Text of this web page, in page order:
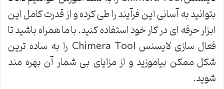
بتوانید به آسانی این فرآیند را طی کرده و از قدرت کامل این
ابزار حرفه ای در کار خود استفاده کنید. با ما همراه باشید تا
فعال سازی لایسنس Chimera Tool را به ساده ترین
شکل ممکن بیاموزید و از مزایای بی شمار آن بهره مند
شوید.